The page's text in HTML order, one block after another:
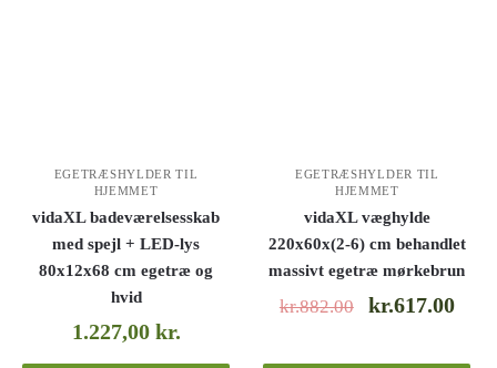
EGETRÆSHYLDER TIL
HJEMMET
vidaXL badeværelsesskab
med spejl + LED-lys
80x12x68 cm egetræ og
hvid
1.227,00 kr.
EGETRÆSHYLDER TIL
HJEMMET
vidaXL væghylde
220x60x(2-6) cm behandlet
massivt egetræ mørkebrun
kr.882.00 kr.617.00